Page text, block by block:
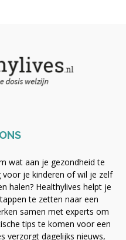
wat aan je gezondheid te
voor je kinderen of wil je zelf
halen? Healthylives helpt je
te zetten naar een
samen met experts om
tips te komen voor een
verzorgt dagelijks nieuws,